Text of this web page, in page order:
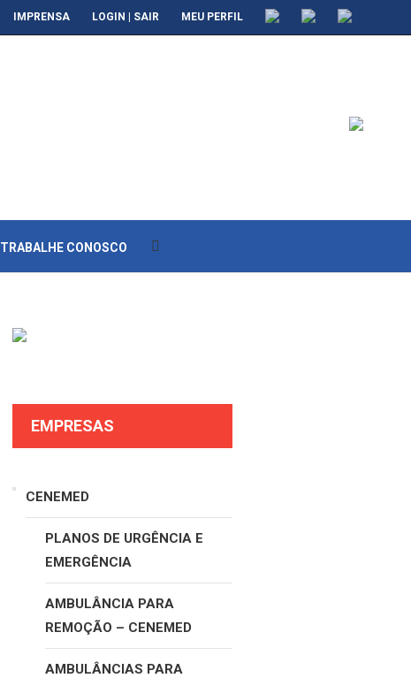
IMPRENSA LOGIN | SAIR MEU PERFIL
TRABALHE CONOSCO
EMPRESAS
CENEMED
PLANOS DE URGÊNCIA E
EMERGÊNCIA
AMBULÂNCIA PARA
REMOÇÃO – CENEMED
AMBULÂNCIAS PARA